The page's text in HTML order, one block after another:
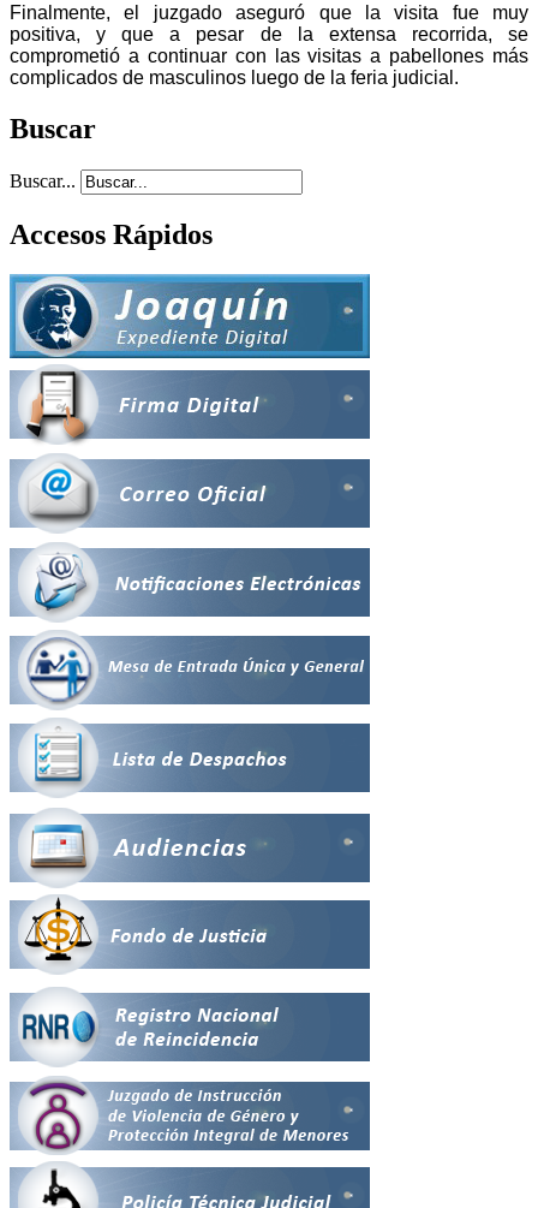
Finalmente, el juzgado aseguró que la visita fue muy
positiva, y que a pesar de la extensa recorrida, se
comprometió a continuar con las visitas a pabellones más
complicados de masculinos luego de la feria judicial.
Buscar
Buscar...
Accesos Rápidos